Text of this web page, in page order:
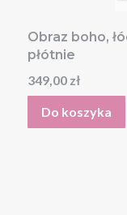
Obraz boho,
płótnie
Cena
349,00 zł
Do koszyka